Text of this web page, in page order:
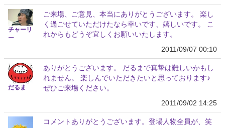
チャーリ
ー
ご来場、ご意見、本当にありがとうございます。 楽し
く過ごせていただけたなら幸いです、嬉しいです。 こ
れからもどうぞ宜しくお願いいたします。
2011/09/07 00:10
だるま
ありがとうございます。 だるまで真摯は難しいかもし
れません。 楽しんでいただきたいと思っております♪
ぜひご来場ください。
2011/09/02 14:25
コメントありがとうございます。登場人物全員が、笑